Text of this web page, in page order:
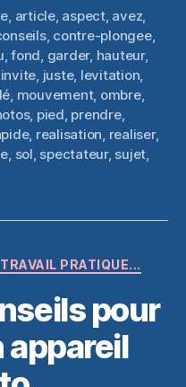
, article, aspect, avez,
, contre-plongee,
,fond, garder, hauteur,
invite, juste, levitation,
, mouvement, ombre,
, pied, prendre,
, realisation, realiser,
, sol, spectateur, sujet,
PRATIQUE...
pour
appareil